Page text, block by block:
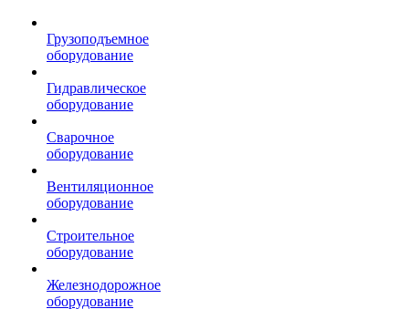
Грузоподъемное
оборудование
Гидравлическое
оборудование
Сварочное
оборудование
Вентиляционное
оборудование
Строительное
оборудование
Железнодорожное
оборудование